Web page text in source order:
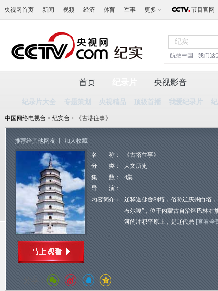
央视网首页 新闻 视频 经济 体育 军事 更多 节目官网
航拍中国 我们这
首页
纪录片大全 专题策划 央视精品 顶级首播 我爱纪录片
央视影音
中国网络电视台 > 纪实台 > 《古塔往事》
推荐给其他网友 加入收藏
名 称：
《古塔往事》
分 类：
人文历史
集 数：
4集
导 演：
内容简介：
辽释迦佛舍利塔，俗称辽庆州白塔
布尔嘎”，位于内蒙古自治区巴林右
河的冲积平原上，是辽代鼎 [查看全
分享：